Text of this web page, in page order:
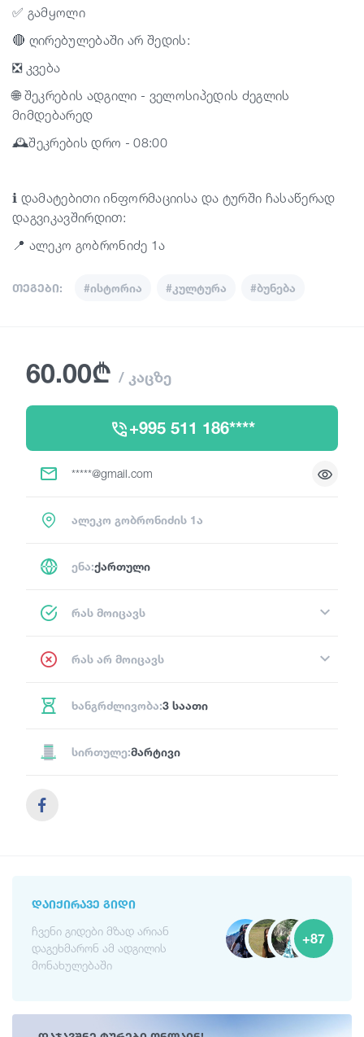
✅ გამყოლი
🔴 ღირებულებაში არ შედის:
❎ კვება
🌐 შეკრების ადგილი - ველოსიპედის ძეგლის
მიმდებარედ
🕰️შეკრების დრო - 08:00
ℹ️ დამატებითი ინფორმაციისა და ტურში ჩასაწერად
დაგვიკავშირდით:
📍 ალეკო გობრონიძე 1ა
თეგები: #ისტორია #კულტურა #ბუნება
60.00₾ / კაცზე
+995 511 186****
*****@gmail.com
ალეკო გობრონიძის 1ა
ენა:ქართული
რას მოიცავს
რას არ მოიცავს
ხანგრძლივობა:3 საათი
სირთულე:მარტივი
ᲓᲐᲘᲥᲘᲠᲐᲕᲔ ᲒᲘᲓᲘ
ჩვენი გიდები მზად არიან
დაგეხმარონ ამ ადგილის
მონახულებაში
+87